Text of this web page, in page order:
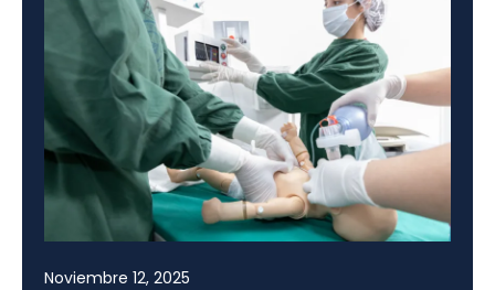
Noviembre 12, 2025